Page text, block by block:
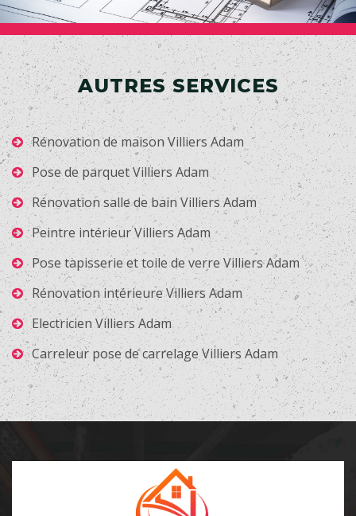
AUTRES SERVICES
Rénovation de maison Villiers Adam
Pose de parquet Villiers Adam
Rénovation salle de bain Villiers Adam
Peintre intérieur Villiers Adam
Pose tapisserie et toile de verre Villiers Adam
Rénovation intérieure Villiers Adam
Electricien Villiers Adam
Carreleur pose de carrelage Villiers Adam